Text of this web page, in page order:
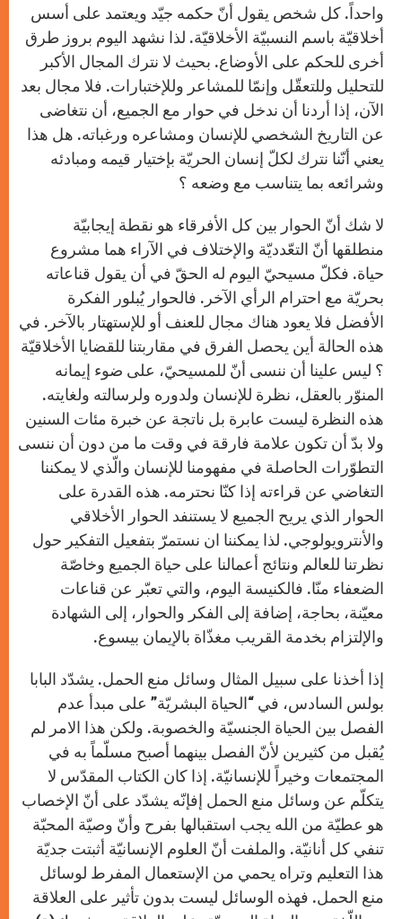
واحداً. كل شخص يقول أنّ حكمه جيّد ويعتمد على أسس
أخلاقيّة باسم النسبيّة الأخلاقيّة. لذا نشهد اليوم بروز طرق
أخرى للحكم على الأوضاع. بحيث لا نترك المجال الأكبر
للتحليل وللتعقّل وإنمّا للمشاعر وللإختبارات. فلا مجال بعد
الآن، إذا أردنا أن ندخل في حوار مع الجميع، أن نتغاضى
عن التاريخ الشخصي للإنسان ومشاعره ورغباته. هل هذا
يعني أنّنا نترك لكلّ إنسان الحريّة بإختيار قيمه ومبادئه
وشرائعه بما يتناسب مع وضعه ؟
لا شك أنّ الحوار بين كل الأفرقاء هو نقطة إيجابيّة
منطلقها أنّ التعّدديّة والإختلاف في الآراء هما مشروع
حياة. فكلّ مسيحيّ اليوم له الحقّ في أن يقول قناعاته
بحريّة مع احترام الرأي الآخر. فالحوار يُبلور الفكرة
الأفضل فلا يعود هناك مجال للعنف أو للإستهتار بالآخر. في
هذه الحالة أين يحصل الفرق في مقاربتنا للقضايا الأخلاقيّة
؟ ليس علينا أن ننسى أنّ للمسيحيّ، على ضوء إيمانه
المنوّر بالعقل، نظرة للإنسان ولدوره ولرسالته ولغايته.
هذه النظرة ليست عابرة بل ناتجة عن خبرة مئات السنين
ولا بدّ أن تكون علامة فارقة في وقت ما من دون أن ننسى
التطوّرات الحاصلة في مفهومنا للإنسان والّذي لا يمكننا
التغاضي عن قراءته إذا كنّا نحترمه. هذه القدرة على
الحوار الذي يريح الجميع لا يستنفد الحوار الأخلاقي
والأنترويولوجي. لذا يمكننا ان نستمرّ بتفعيل التفكير حول
نظرتنا للعالم ونتائج أعمالنا على حياة الجميع وخاصّة
الضعفاء منّا. فالكنيسة اليوم، والتي تعبّر عن قناعات
معيّنة، بحاجة، إضافة إلى الفكر والحوار، إلى الشهادة
والإلتزام بخدمة القريب مغذّاة بالإيمان بيسوع.
إذا أخذنا على سبيل المثال وسائل منع الحمل. يشدّد البابا
بولس السادس، في “الحياة البشريّة” على مبدأ عدم
الفصل بين الحياة الجنسيّة والخصوبة. ولكن هذا الامر لم
يُقبل من كثيرين لأنّ الفصل بينهما أصبح مسلّماً به في
المجتمعات وخيراً للإنسانيّة. إذا كان الكتاب المقدّس لا
يتكلّم عن وسائل منع الحمل إفإنّه يشدّد على أنّ الإخصاب
هو عطيّة من الله يجب استقبالها بفرح وأنّ وصيّة المحبّة
تنفي كل أنانيّة. والملفت أنّ العلوم الإنسانيّة أثبتت جديّة
هذا التعليم وتراه يحمي من الإستعمال المفرط لوسائل
منع الحمل. فهذه الوسائل ليست بدون تأثير على العلاقة